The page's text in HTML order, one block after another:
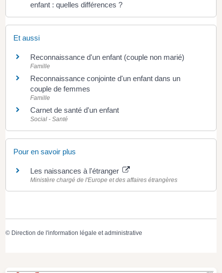
enfant : quelles différences ?
Et aussi
Reconnaissance d'un enfant (couple non marié)
Famille
Reconnaissance conjointe d'un enfant dans un
couple de femmes
Famille
Carnet de santé d'un enfant
Social - Santé
Pour en savoir plus
Les naissances à l'étranger
Ministère chargé de l'Europe et des affaires étrangères
© Direction de l'information légale et administrative